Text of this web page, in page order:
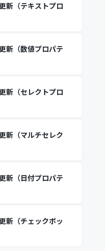
新（テキストプロ
新（数値プロパテ
新（セレクトプロ
新（マルチセレク
新（日付プロパテ
新（チェックボッ